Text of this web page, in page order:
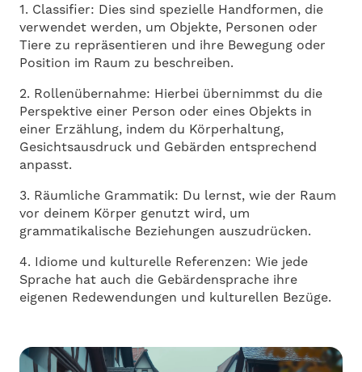
1. Classifier: Dies sind spezielle Handformen, die
verwendet werden, um Objekte, Personen oder
Tiere zu repräsentieren und ihre Bewegung oder
Position im Raum zu beschreiben.
2. Rollenübernahme: Hierbei übernimmst du die
Perspektive einer Person oder eines Objekts in
einer Erzählung, indem du Körperhaltung,
Gesichtsausdruck und Gebärden entsprechend
anpasst.
3. Räumliche Grammatik: Du lernst, wie der Raum
vor deinem Körper genutzt wird, um
grammatikalische Beziehungen auszudrücken.
4. Idiome und kulturelle Referenzen: Wie jede
Sprache hat auch die Gebärdensprache ihre
eigenen Redewendungen und kulturellen Bezüge.